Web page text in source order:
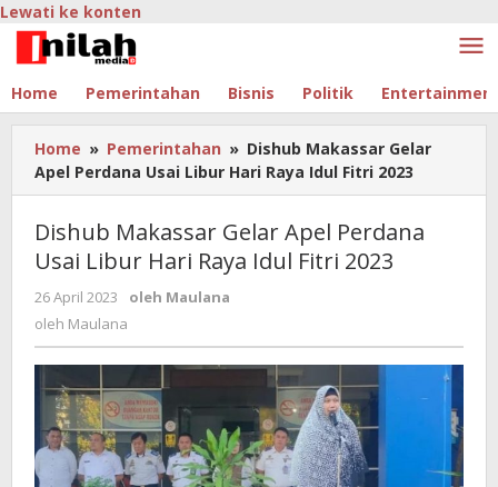
Lewati ke konten
Home Pemerintahan Bisnis Politik
Home » Pemerintahan » Dishub Makassar Gelar
Apel Perdana Usai Libur Hari Raya Idul Fitri 2023
Dishub Makassar Gelar Apel Perdana
Usai Libur Hari Raya Idul Fitri 2023
26 April 2023 oleh Maulana
oleh Maulana